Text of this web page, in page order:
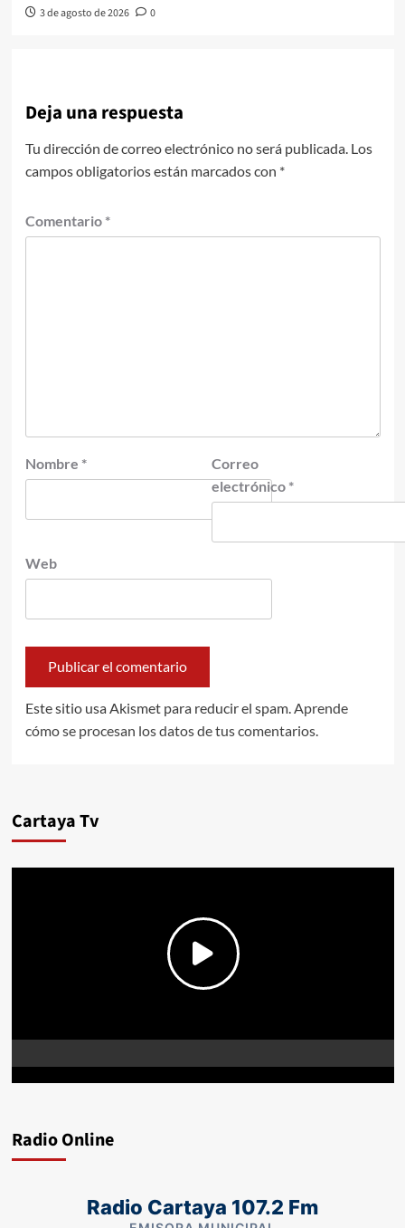
3 de agosto de 2026 0
Deja una respuesta
Tu dirección de correo electrónico no será publicada. Los
campos obligatorios están marcados con *
Comentario *
Nombre *
Correo
electrónico *
Web
Este sitio usa Akismet para reducir el spam. Aprende
cómo se procesan los datos de tus comentarios.
Cartaya Tv
Radio Online
Radio Cartaya 107.2 Fm